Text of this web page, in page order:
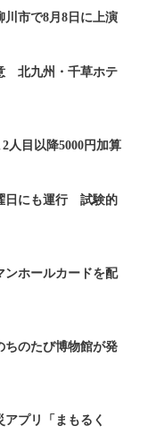
市で8月8日に上演
北九州・千草ホテ
人目以降5000円加算
日にも運行 試験的
ンホールカードを配
のたび博物館が発
プリ「まもるく